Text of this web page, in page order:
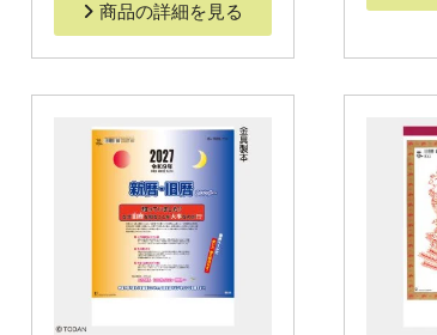
商品の詳細を見る